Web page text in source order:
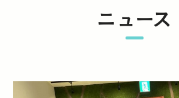
ニュース